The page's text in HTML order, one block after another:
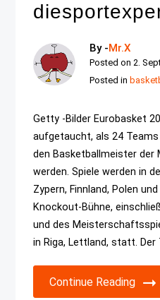
By -Mr.X
Posted on2.
Posted in
Getty -Bilder Eurobasket
aufgetaucht, als 24
den Basketballmeister der
werden. Spiele werden in
Zypern, Finnland, Polen
Knockout-Bühne,
und des
in Riga, Lettland, statt.
Continue Reading